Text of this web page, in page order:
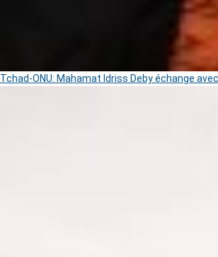
Tchad-ONU: Mahamat Idriss Deby échange